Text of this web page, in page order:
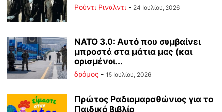
Ρούντι Ρινάλντι - 24 Ιουλίου, 2026
ΝΑΤΟ 3.0: Αυτό που συμβαίνει
μπροστά στα μάτια μας (και
ορισμένοι...
δρόμος - 15 Ιουλίου, 2026
Πρώτος Ραδιομαραθώνιος για το
Παιδικό Βιβλίο